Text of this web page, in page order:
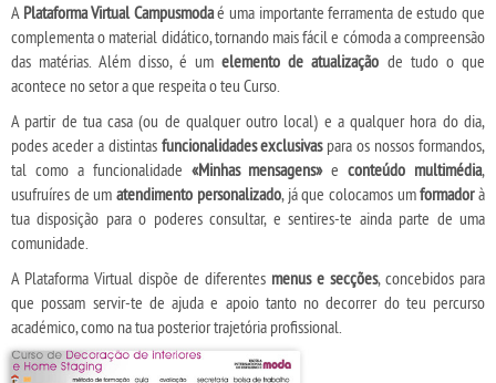
A Plataforma Virtual Campusmodaé uma importante ferramenta de estudo que
complementa o material didático, tornando mais fácil e cómoda a compreensão
das matérias. Além disso, é um elemento de atualização de tudo o que
acontece no setor a que respeita o teu Curso.
A partir de tua casa (ou de qualquer outro local) e a qualquer hora do dia,
podes aceder a distintas funcionalidades exclusivaspara os nossos formandos,
tal como a funcionalidade «Minhas mensagens»econteúdo multimédia,
usufruíres de umatendimento personalizado, já que colocamos umformadorà
tua disposição para o poderes consultar, e sentires-te ainda parte de uma
comunidade.
A Plataforma Virtual dispõe de diferentes menus e secções, concebidos para
que possam servir-te de ajuda e apoio tanto no decorrer do teu percurso
académico, como na tua posterior trajetória profissional.